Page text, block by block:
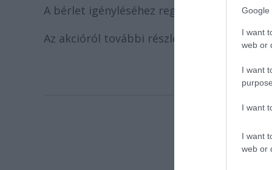
Google
I want
web or
I want
I want
I want
web or
A bérlet igényléséhez regisztrálni kell a
Az akcióról további részleteket szintén a